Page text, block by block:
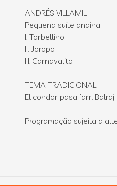
ANDRÉS VILLAMIL
Pequena suíte andina
I. Torbellino
II. Joropo
III. Carnavalito
TEMA TRADICIONAL
El condor pasa [arr.
Programação sujeita a